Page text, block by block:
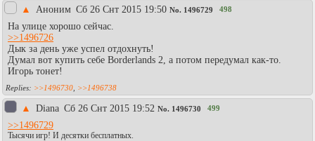
▲ Аноним Сб 26 Снт 2015 19:50 No. 1496729 498
На улице хорошо сейчас.
>>1496726
Дык за день уже успел отдохнуть!
Думал вот купить себе Borderlands 2, а потом передумал как-то.
Игорь тонет!
>>1496730 >>1496738
▲ Diаna Сб 26 Снт 2015 19:52 No. 1496730 499
>>1496729
Тысячи игр! И десятки бесплатных.